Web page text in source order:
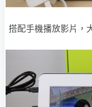
搭配手機播放影片，